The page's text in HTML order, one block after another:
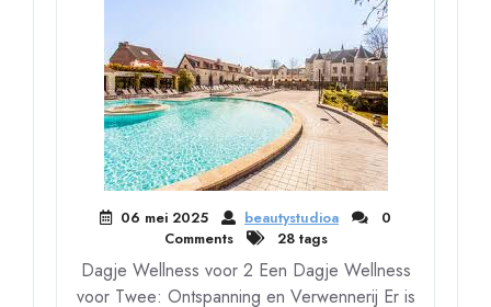
06 mei 2025 beautystudioa
0
Comments
28 tags
Dagje Wellness voor 2 Een Dagje Wellness
voor Twee: Ontspanning en Verwennerij Er is